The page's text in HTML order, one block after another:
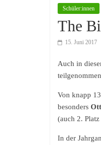
Schüler:innen
The
15. Juni 2017
Auch in
Von knapp
besonders
(auch 2.
In der